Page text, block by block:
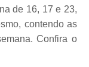
de 16, 17 e 23,
contendo as
Confira o